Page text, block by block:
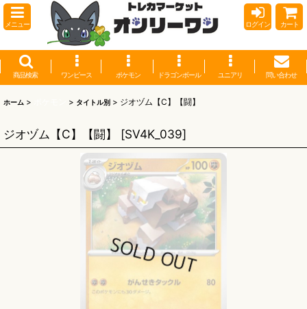
メニュー ログイン カート
商品検索 ワンピース ポケモン ドラゴンボール ユニアリ 問い合わせ
ホーム > > タイトル別 > ジオヅム【C】【闘】
ジオヅム【C】【闘】 [SV4K_039]